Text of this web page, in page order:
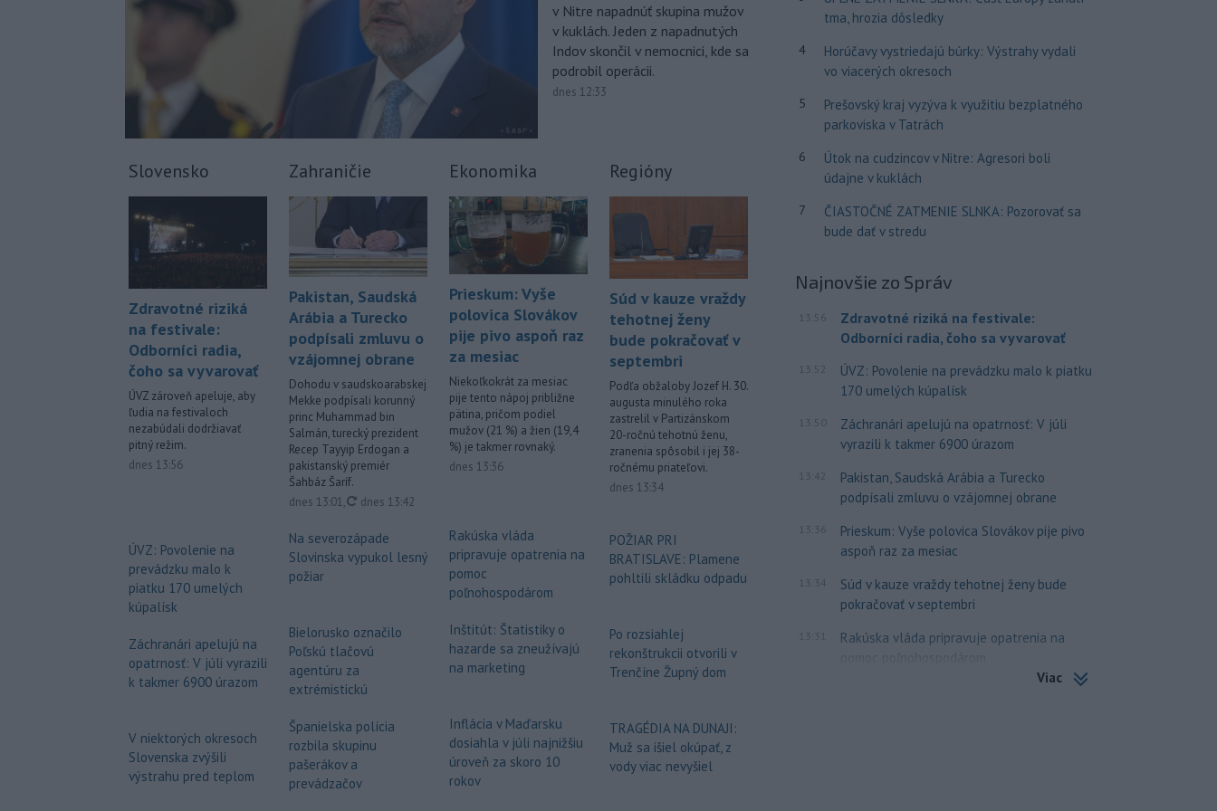
približne 260.000 obyvateľov
juhozápadných častí krajiny v dôsledku
tajfúnu Dolphin, ktorý sa k tomuto
regiónu pomaly približuje. Úrady
zároveň v piatok zrušili viac ako 500
Alžírska dopravovali migrantov na
ostrov Sardínia. Pri raziách zatkla
osem ľudí, informuje TASR podľa
správy agentúry AFP.
21:58
Pri pobreží Ománu hrozí
čorazväčšieho množstva ropy z
tankera, ktorý narazil na plytčinu v
blízkosti prírodnej rezervácie.
v Nitre napadnúť skupina mužov
v kuklách. Jeden z napadnutých
Indov skončil v nemocnici, kde sa
podrobil operácii.
dnes 12:33
Slovensko
Zdravotné riziká
na festivale:
Odborníci radia,
čoho sa vyvarovať
ÚVZ zároveň apeluje, aby
ľudia na festivaloch
nezabúdali dodržiavať
pitný režim.
dnes 13:56
ÚVZ: Povolenie na
prevádzku malo k
piatku 170 umelých
kúpalísk
Záchranári apelujú na
opatrnosť: V júli vyrazili
k takmer 6900 úrazom
V niektorých okresoch
Slovenska zvýšili
výstrahu pred teplom
Zahraničie
Pakistan, Saudská
Arábia a Turecko
podpísali zmluvu o
vzájomnej obrane
Dohodu v saudskoarabskej
Mekke podpísali korunný
princ Muhammad bin
Salmán, turecký prezident
Recep Tayyip Erdogan a
pakistanský premiér
Šahbáz Šaríf.
dnes 13:01, aktualizované
dnes 13:42
Na severozápade
Slovinska vypukol lesný
požiar
Bielorusko označilo
Poľskú tlačovú
agentúru za
extrémistickú
Španielska polícia
rozbila skupinu
pašerákov a
prevádzačov
Ekonomika
Prieskum: Vyše
polovica Slovákov
pije pivo aspoň raz
za mesiac
Niekoľkokrát za mesiac
pije tento nápoj približne
pätina, pričom podiel
mužov (21 %) a žien (19,4
%) je takmer rovnaký.
dnes 13:36
Rakúska vláda
pripravuje opatrenia na
pomoc
poľnohospodárom
Inštitút: Štatistiky o
hazarde sa zneužívajú
na marketing
Inflácia v Maďarsku
dosiahla v júli najnižšiu
úroveň za skoro 10
rokov
Regióny
Súd v kauze vraždy
tehotnej ženy
bude pokračovať v
septembri
Podľa obžaloby Jozef H. 30.
augusta minulého roka
zastrelil v Partizánskom
20-ročnú tehotnú ženu,
zranenia spôsobil i jej 38-
ročnému priateľovi.
dnes 13:34
POŽIAR PRI
BRATISLAVE: Plamene
pohltili skládku odpadu
Po rozsiahlej
rekonštrukcii otvorili v
Trenčíne Župný dom
TRAGÉDIA NA DUNAJI:
Muž sa išiel okúpať, z
vody viac nevyšiel
tma, hrozia dôsledky
4
Horúčavy vystriedajú búrky: Výstrahy vydali
vo viacerých okresoch
5
Prešovský kraj vyzýva k využitiu bezplatného
parkoviska v Tatrách
6
Útok na cudzincov v Nitre: Agresori boli
údajne v kuklách
7
ČIASTOČNÉ ZATMENIE SLNKA: Pozorovať sa
bude dať v stredu
Najnovšie zo Správ
13:56
Zdravotné riziká na festivale:
Odborníci radia, čoho sa vyvarovať
13:52
ÚVZ: Povolenie na prevádzku malo k piatku
170 umelých kúpalísk
13:50
Záchranári apelujú na opatrnosť: V júli
vyrazili k takmer 6900 úrazom
13:42
Pakistan, Saudská Arábia a Turecko
podpísali zmluvu o vzájomnej obrane
13:36
Prieskum: Vyše polovica Slovákov pije pivo
aspoň raz za mesiac
13:34
Súd v kauze vraždy tehotnej ženy bude
pokračovať v septembri
Rakúska vláda pripravuje opatrenia na
pomoc poľnohospodárom
Viac